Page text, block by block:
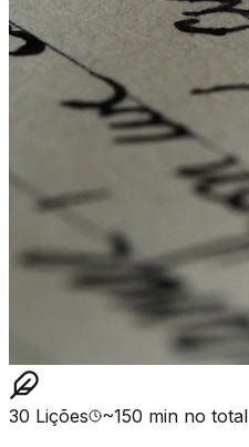
30 Lições ~150 min no total